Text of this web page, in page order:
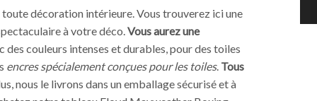
décoration intérieure. Vous trouverez ici une
à votre déco. Vous aurez une
couleurs intenses et durables, pour des toiles
encres spécialement conçues pour les toiles. Tous
nous le livrons dans un emballage sécurisé et à